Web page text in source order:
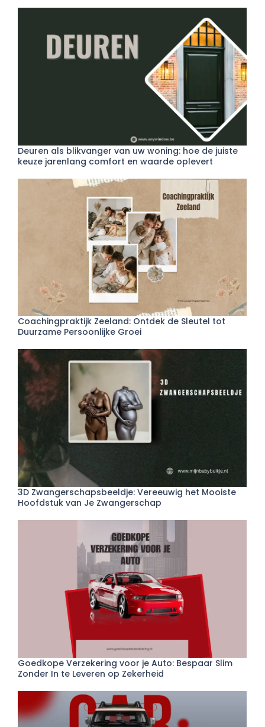
Deuren als blikvanger van uw woning: hoe de juiste
keuze jarenlang comfort en waarde oplevert
Coachingpraktijk Zeeland: Ontdek de Sleutel tot
Duurzame Persoonlijke Groei
3D Zwangerschapsbeeldje: Vereeuwig het Mooiste
Hoofdstuk van Je Zwangerschap
Goedkope Verzekering voor je Auto: Bespaar Slim
Zonder In te Leveren op Zekerheid